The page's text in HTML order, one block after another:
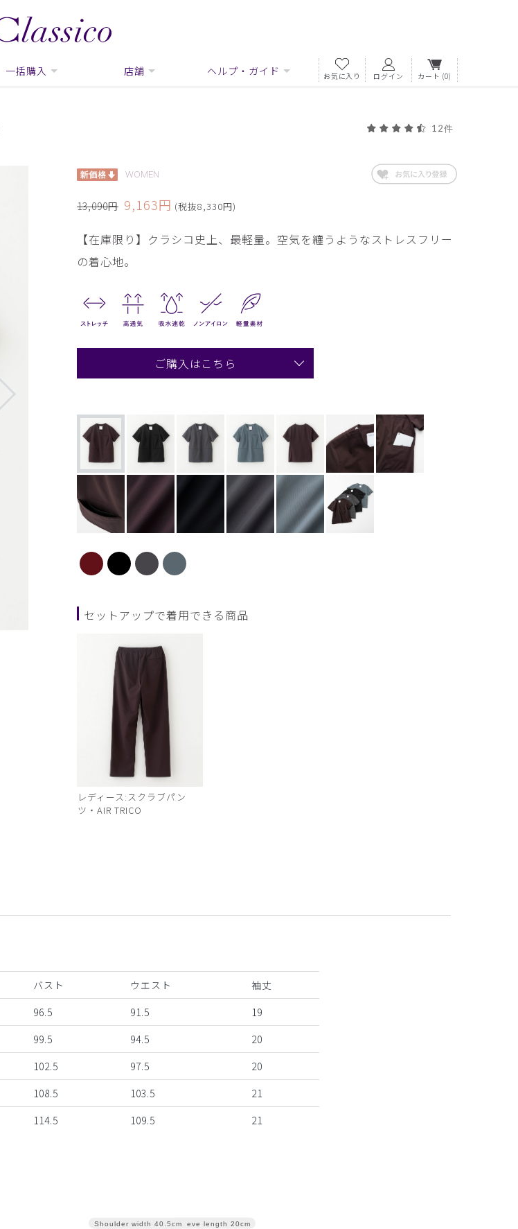
一括購入 店舗 ヘルプ・ガイド お気に入り ログイン カート (0)
12件
WOMEN
13,090円 9,163円 (税抜8,330円)
【在庫限り】クラシコ史上、最軽量。空気を纏うようなストレスフリー
の着心地。
ご購入はこちら
セットアップで着用できる商品
レディース:スクラブパン
ツ・AIR TRICO
バスト ウエスト
袖丈
96.5 91.5
19
99.5 94.5
20
102.5 97.5
20
108.5 103.5
21
114.5 109.5 21
Sleeve length 20cm
Shoulder width 40.5cm